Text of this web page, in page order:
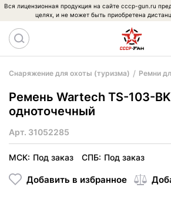
Вся лицензионная продукция на сайте cccp-gun.ru
целях, и не может быть приобретена
Снаряжение для охоты (туризма) Ремни
Ремень Wartech TS-103-BK
одноточечный
Арт. 31052285
МСК: Под заказ СПБ: Под заказ
Добавить в избранное